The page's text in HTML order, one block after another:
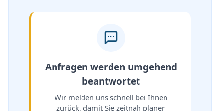
Anfragen werden umgehend
beantwortet
Wir melden uns schnell bei Ihnen
zurück, damit Sie zeitnah planen